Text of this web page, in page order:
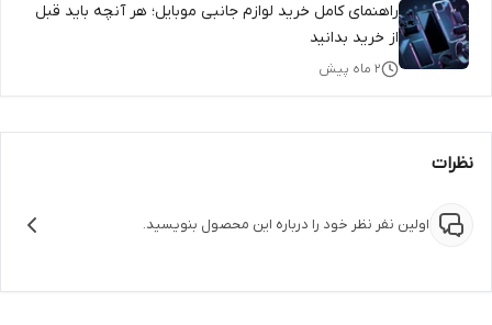
راهنمای کامل خرید لوازم جانبی موبایل؛ هر آنچه باید قبل
از خرید بدانید
۲ ماه پیش
نظرات
اولین نفر نظر خود را درباره این محصول بنویسید.